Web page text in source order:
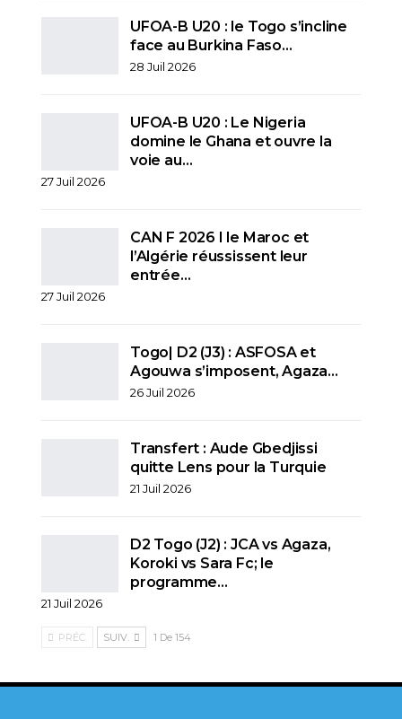
UFOA-B U20 : le Togo s’incline
face au Burkina Faso…
28 Juil 2026
UFOA-B U20 : Le Nigeria
domine le Ghana et ouvre la
voie au…
27 Juil 2026
CAN F 2026 I le Maroc et
l’Algérie réussissent leur
entrée…
27 Juil 2026
Togo| D2 (J3) : ASFOSA et
Agouwa s’imposent, Agaza…
26 Juil 2026
Transfert : Aude Gbedjissi
quitte Lens pour la Turquie
21 Juil 2026
D2 Togo (J2) : JCA vs Agaza,
Koroki vs Sara Fc; le
programme…
21 Juil 2026
PRÉC. SUIV. 1 De 154